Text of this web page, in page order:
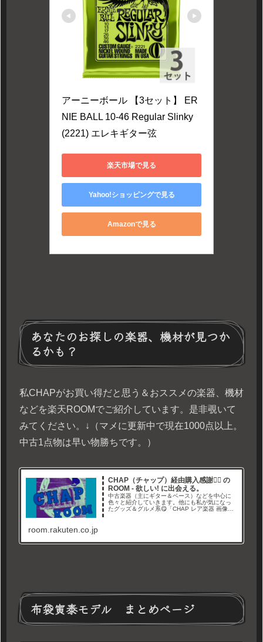
アーニーボール 【3セット】 ER
NIE BALL 10-46 Regular Slinky
(2221) エレキギター弦
楽天市場で見る
Yahoo!ショッピングで見る
Amazonで見る
あなたのお探しの楽器、機材が見つか
るかも？
私CHAPがお買い得だと思う＆おススメの楽器、機材
などを楽天ROOMでご紹介しています。是非覗いて
みてください。↓（マメに更新中で現在1000点以上。
中古1点物は早い物勝ちです。）
CHAP（チャップ）経由購入感謝🙇‍♂ の
ROOM - 欲しい! に出会える。
中古楽器（主にギター＆ベース）などを中心に
色々と紹介していきます。他にも私が気になっ
たグッズ＆グルメ系😋「CHAP レア楽器 画像倉
room.rakuten.co.jp
布袋寅泰モデル まとめページ